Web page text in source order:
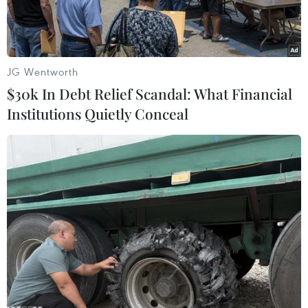
Trẻ em tị nạn Afghanistan tại khu lều tạm ở ngoại ô Kabul ngày
19/10. (Nguồn: AFP/TTXVN)
Tổng Thanh tra đặc biệt về tái thiết Afghanistan
(SIGAR), cơ quan trực thuộc Chính phủ Mỹ
chuyên giám sát tình hình Afghanistan ngày
30/10 cho biết, Chính phủ Afghanistan đã mất
JG Wentworth
$30k In Debt Relief Scandal: What Financial
Institutions Quietly Conceal